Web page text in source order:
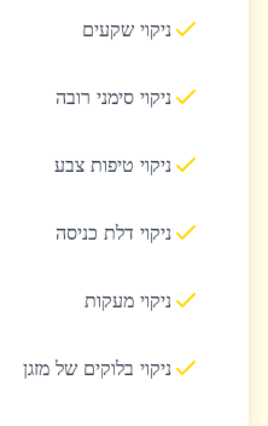
ניקוי שקעים
ניקוי סימני רובה
ניקוי טיפות צבע
ניקוי דלת כניסה
ניקוי מעקות
ניקוי בלוקים של מזגן